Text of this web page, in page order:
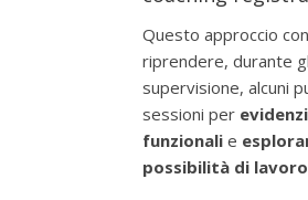
Questo approccio
riprendere, durante
supervisione, alcuni
sessioni per
funzionali e
possibilità di lavoro